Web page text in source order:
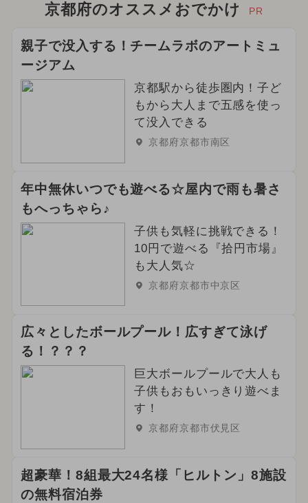
京都府のオススメおでかけ PR
親子で没入する！チームラボのアートミュ
ージアム
京都駅から徒歩圏内！子ど
もから大人まで五感を使っ
て没入できる
京都府京都市南区
年中無休いつでも遊べる☆屋内で雨も暑さ
もへっちゃら♪
子供も気軽に挑戦できる！
10円で遊べる『拾円市場』
も大人気☆
京都府京都市中京区
広々としたボールプール！広すぎて泳げ
る！？？？
巨大ボールプールで大人も
子供もおもいっきり遊べま
す！
京都府京都市伏見区
超豪華！8組最大24名様「ヒルトン」8施設
の無料宿泊券